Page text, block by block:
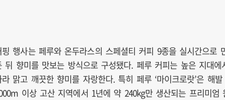
핑 행사는 페루와 온두라스의 스페셜티 커피 9종을 실시간으로
뒤 향미를 맛보는 방식으로 구성됐다. 페루 커피는 높은 지대에
맑고 깨끗한 향미를 자랑한다. 특히 페루 ‘마이크로랏’은 해발
이상 고산 지역에서 1년에 약 240kg만 생산되는 프리미엄